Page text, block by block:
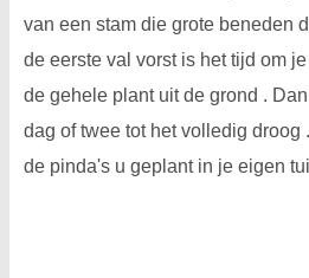
van een stam die grote beneden
de eerste val vorst is het tijd om
de gehele plant uit de grond .
dag of twee tot het volledig droog
de pinda's u geplant in je eigen